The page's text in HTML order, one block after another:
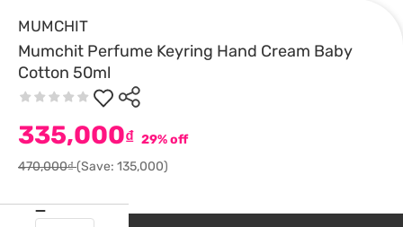
MUMCHIT
Mumchit Perfume Keyring Hand Cream Baby
Cotton 50ml
335,000₫ 29% off
470,000₫(Save: 135,000)